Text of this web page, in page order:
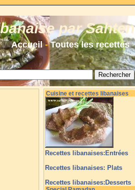
par Sahten
Accueil-Toutes les recettes
Cuisine et recettes libanaises
Recettes libanaises:Entrées
Recettes libanaises: Plats
Recettes libanaises:Desserts